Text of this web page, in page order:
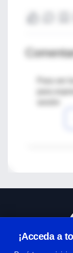
Para ver
¡Acceda a